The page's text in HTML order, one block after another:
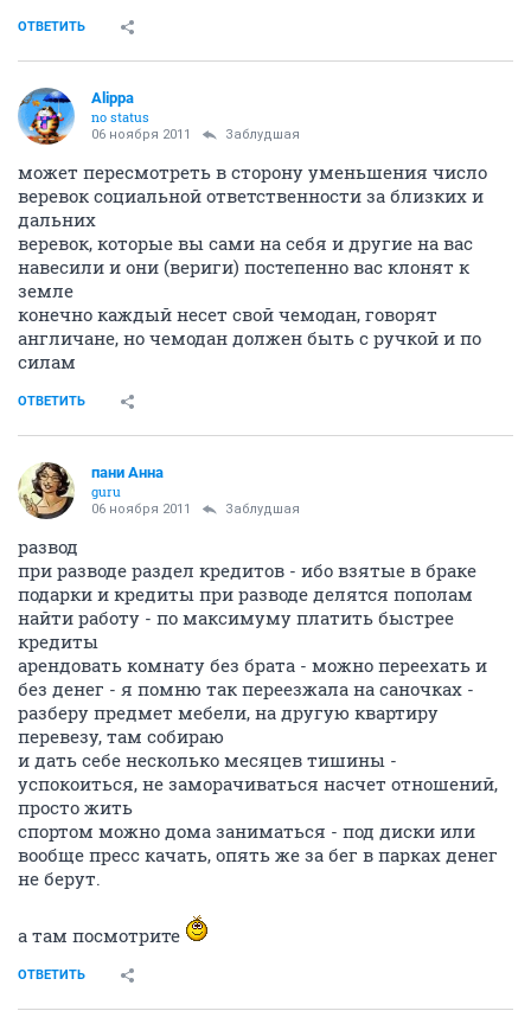
ОТВЕТИТЬ
Alippa
no status
06 ноября 2011 Заблудшая
может пересмотреть в сторону уменьшения число
веревок социальной ответственности за близких и
дальних
веревок, которые вы сами на себя и другие на вас
навесили и они (вериги) постепенно вас клонят к
земле
конечно каждый несет свой чемодан, говорят
англичане, но чемодан должен быть с ручкой и по
силам
ОТВЕТИТЬ
пани Анна
guru
06 ноября 2011 Заблудшая
развод
при разводе раздел кредитов - ибо взятые в браке
подарки и кредиты при разводе делятся пополам
найти работу - по максимуму платить быстрее
кредиты
арендовать комнату без брата - можно переехать и
без денег - я помню так переезжала на саночках -
разберу предмет мебели, на другую квартиру
перевезу, там собираю
и дать себе несколько месяцев тишины -
успокоиться, не заморачиваться насчет отношений,
просто жить
спортом можно дома заниматься - под диски или
вообще пресс качать, опять же за бег в парках денег
не берут.
а там посмотрите
ОТВЕТИТЬ